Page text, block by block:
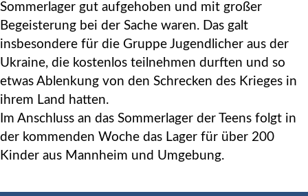
Sommerlager gut aufgehoben und mit großer
Begeisterung bei der Sache waren. Das galt
insbesondere für die Gruppe Jugendlicher aus der
Ukraine, die kostenlos teilnehmen durften und so
etwas Ablenkung von den Schrecken des Krieges in
ihrem Land hatten.
Im Anschluss an das Sommerlager der Teens folgt in
der kommenden Woche das Lager für über 200
Kinder aus Mannheim und Umgebung.